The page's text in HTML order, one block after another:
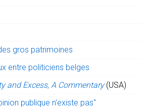
gros patrimoines
entre politiciens belges
and Excess, A Commentary (USA)
publique n'existe pas"